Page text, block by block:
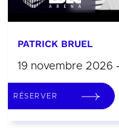
PATRICK BRUEL
19 novembre 2026
RÉSERVER